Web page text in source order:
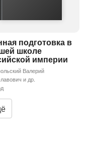
подготовка в
школе
империи
Валерий
и др.